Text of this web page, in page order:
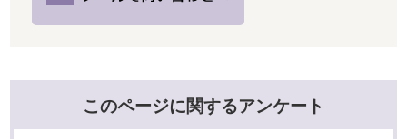
このページに関するアンケート